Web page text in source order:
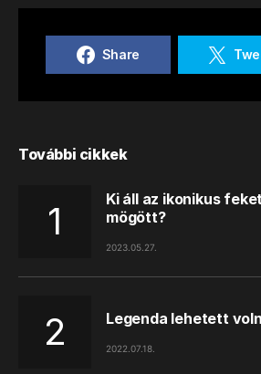
Share
További cikkek
Ki áll az ikonikus
mögött?
2023.05.27.
Legenda lehetett
2022.07.18.